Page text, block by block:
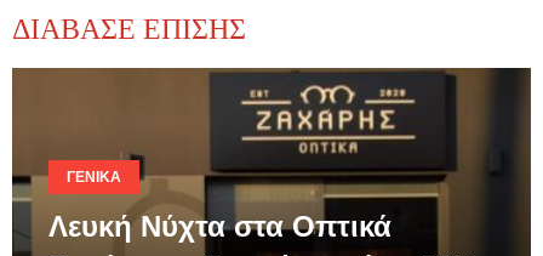
ΔΙΑΒΑΣΕ ΕΠΙΣΗΣ
ΓΕΝΙΚΆ
Λευκή Νύχτα στα Οπτικά